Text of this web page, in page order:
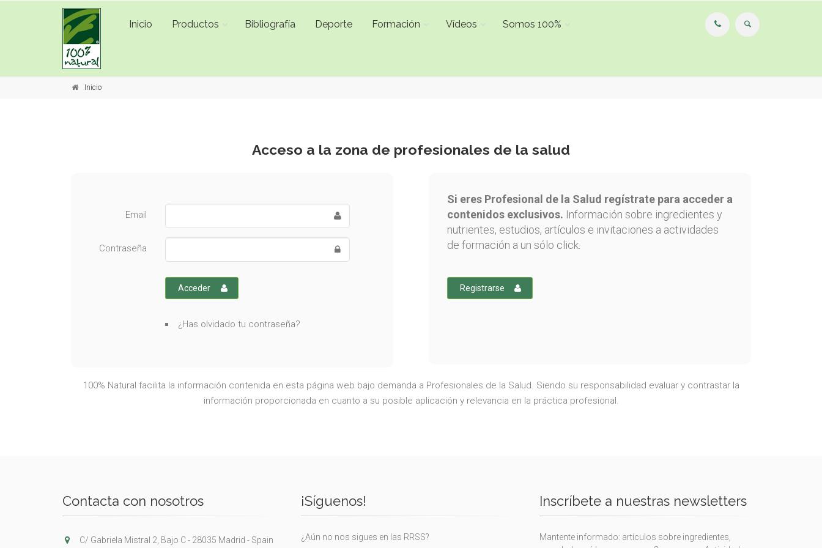
Inicio Productos Bibliografía Deporte Formación Vídeos Somos 100%
Inicio
Acceso a la zona de profesionales de la salud
Email
Contraseña
Acceder
¿Has olvidado tu contraseña?
Si eres Profesional de la Salud regístrate para acceder a
contenidos exclusivos. Información sobre ingredientes y
nutrientes, estudios, artículos e invitaciones a actividades
de formación a un sólo click.
Registrarse
100% Natural facilita la información contenida en esta página web bajo demanda a Profesionales de la Salud. Siendo su responsabilidad evaluar y contrastar la
información proporcionada en cuanto a su posible aplicación y relevancia en la práctica profesional.
Contacta con nosotros
C/ Gabriela Mistral 2, Bajo C - 28035 Madrid - Spain
¡Síguenos!
¿Aún no nos sigues en las RRSS?
Inscríbete a nuestras newsletters
Mantente informado: artículos sobre ingredientes,